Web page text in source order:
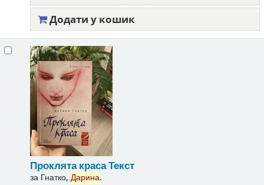
Додати у кошик
Проклята красаТекст
за Гнатко, Дарина.